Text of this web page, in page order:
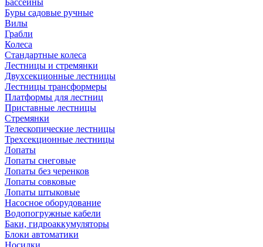
Бассейны
Буры садовые ручные
Вилы
Грабли
Колеса
Стандартные колеса
Лестницы и стремянки
Двухсекционные лестницы
Лестницы трансформеры
Платформы для лестниц
Приставные лестницы
Стремянки
Телескопические лестницы
Трехсекционные лестницы
Лопаты
Лопаты снеговые
Лопаты без черенков
Лопаты совковые
Лопаты штыковые
Насосное оборудование
Водопогружные кабели
Баки, гидроаккумуляторы
Блоки автоматики
Носилки